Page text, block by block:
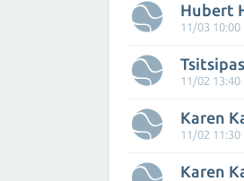
Hubert
11/03 10:00
11/02 13:40
Karen
11/02 11:30
Karen